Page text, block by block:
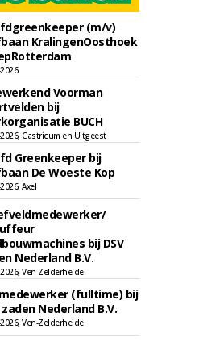
(m/v)
KralingenOosthoek
Voorman
bij
BUCH
2026, Castricum en Uitgeest
Greenkeeper bij
De Woeste Kop
Axel
bij DSV
Nederland B.V.
2026, Ven-Zelderheide
(fulltime) bij
zaden Nederland B.V.
2026, Ven-Zelderheide